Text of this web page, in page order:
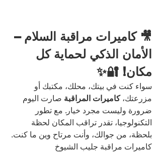
🎥 كاميرات مراقبة السلام –
الأمان الذكي لحماية كل
مكان! 🔐✨
سواء كنت في بيتك، محلك، مكتبك أو
مزرعتك، كاميرات المراقبة صارت اليوم
ضرورة وليست مجرد خيار. مع تطور
التكنولوجيا، تقدر تراقب المكان لحظة
بلحظة، من جوالك، وأنت مرتاح وين ما كنت.
كاميرات مراقبة جليب الشيوخ